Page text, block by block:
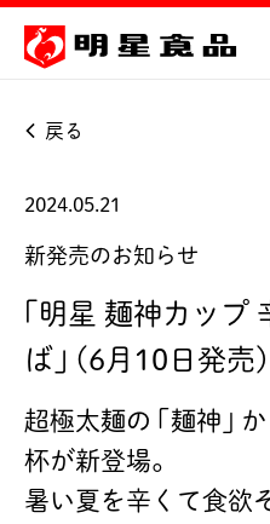
戻る
2024.05.21
新発売のお知らせ
｢明星 麺神カップ
ば｣ (6月10日発売)
超極太麺の ｢麺神｣
杯が新登場。
暑い夏を辛くて食欲